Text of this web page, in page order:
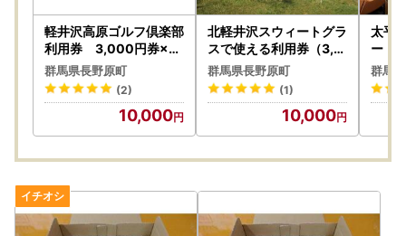
軽井沢高原ゴルフ倶楽部
利用券 3,000円券×1
枚【ゴルフ場 ごるふ お
すすめ 体験 群馬県 長野
原町 北軽井沢】
群馬県長野原町
(2)
10,000
北軽井沢スウィートグラ
スで使える利用券（3,0
00円分）【旅行 トラベ
ル 宿泊 キャンプ アウト
ドア 自然 おすすめ 群馬
県 長野原町 北軽井沢】
群馬県長野原町
(1)
10,000
太平
ート
000
ごる
長野
群馬